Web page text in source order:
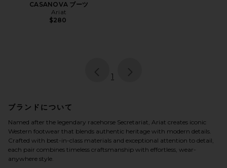
CASANOVA ブーツ
Ariat
$280
page
1
ブランドについて
Named after the legendary racehorse Secretariat, Ariat creates iconic
Western footwear that blends authentic heritage with modern details.
Crafted with best-in-class materials and exceptional attention to detail,
each pair combines timeless craftsmanship with effortless, wear-
anywhere style.